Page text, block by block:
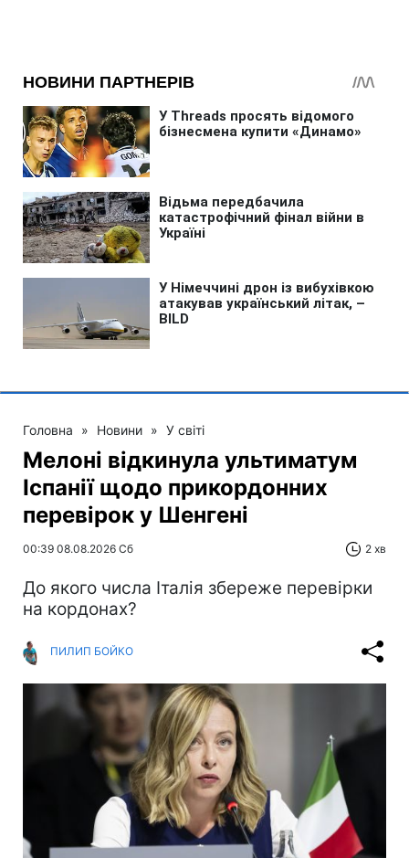
Головна » Новини » У світі
Мелоні відкинула ультиматум
Іспанії щодо прикордонних
перевірок у Шенгені
00:39 08.08.2026 Сб 2 хв
До якого числа Італія збереже перевірки
на кордонах?
ПИЛИП БОЙКО